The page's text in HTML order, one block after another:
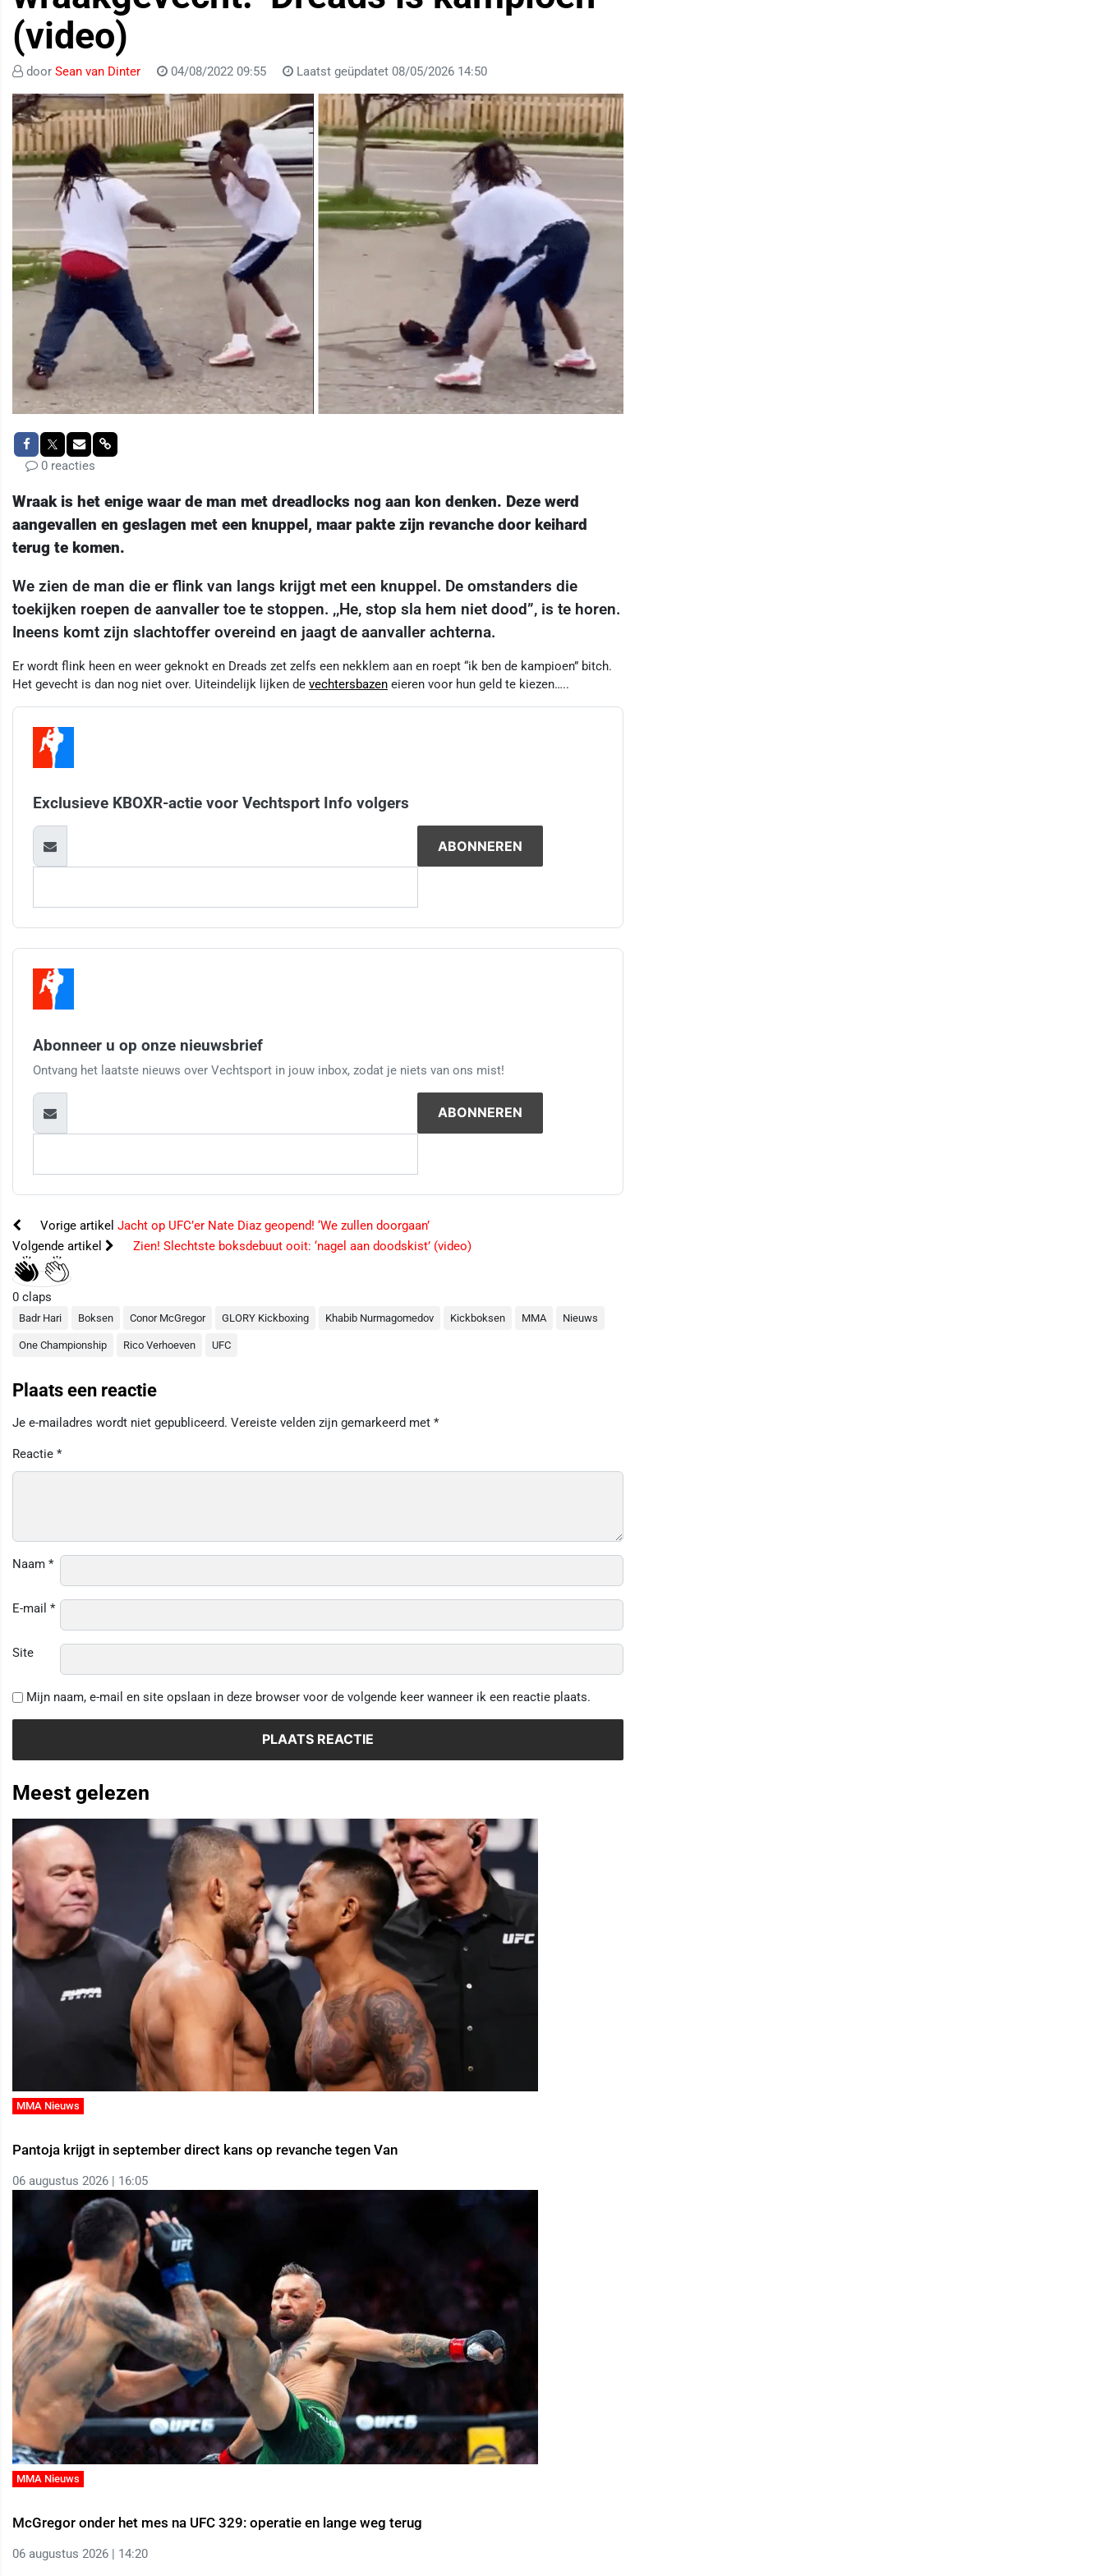
(video)
door Sean van Dinter 04/08/2022 09:55 Laatst geüpdatet 08/05/2026 14:50
0 reacties
Wraak is het enige waar de man met dreadlocks nog aan kon denken. Deze werd
aangevallen en geslagen met een knuppel, maar pakte zijn revanche door keihard
terug te komen.
We zien de man die er flink van langs krijgt met een knuppel. De omstanders die
toekijken roepen de aanvaller toe te stoppen. ,,He, stop sla hem niet dood”, is te horen.
Ineens komt zijn slachtoffer overeind en jaagt de aanvaller achterna.
Er wordt flink heen en weer geknokt en Dreads zet zelfs een nekklem aan en roept “ik ben de kampioen” bitch.
Het gevecht is dan nog niet over. Uiteindelijk lijken de vechtersbazen eieren voor hun geld te kiezen…..
Exclusieve KBOXR-actie voor Vechtsport Info volgers
Abonneer u op onze nieuwsbrief
Ontvang het laatste nieuws over Vechtsport in jouw inbox, zodat je niets van ons mist!
Vorige artikel Jacht op UFC’er Nate Diaz geopend! ‘We zullen doorgaan’
Volgende artikel
Zien! Slechtste boksdebuut ooit: ‘nagel aan doodskist’ (video)
0 claps
Badr Hari Boksen Conor McGregor GLORY Kickboxing Khabib Nurmagomedov Kickboksen MMA Nieuws
One Championship Rico Verhoeven UFC
Plaats een reactie
Je e-mailadres wordt niet gepubliceerd. Vereiste velden zijn gemarkeerd met *
Reactie *
Naam *
E-mail *
Site
Mijn naam, e-mail en site opslaan in deze browser voor de volgende keer wanneer ik een reactie plaats.
Meest gelezen
MMA Nieuws
Pantoja krijgt in september direct kans op revanche tegen Van
06 augustus 2026 | 16:05
MMA Nieuws
McGregor onder het mes na UFC 329: operatie en lange weg terug
06 augustus 2026 | 14:20